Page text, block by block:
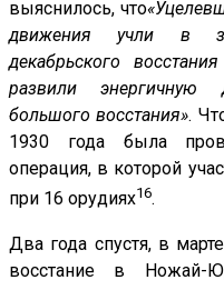
выяснилось, что
движения учли в
декабрьского
развили энергичную
большого восстания».
1930 года была
операция, в которой
при 16 орудиях16.
Два года спустя, в
восстание в Ножай-